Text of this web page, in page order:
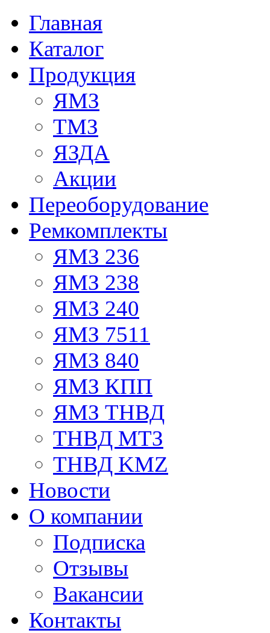
Главная
Каталог
Продукция
ЯМЗ
ТМЗ
ЯЗДА
Акции
Переоборудование
Ремкомплекты
ЯМЗ 236
ЯМЗ 238
ЯМЗ 240
ЯМЗ 7511
ЯМЗ 840
ЯМЗ КПП
ЯМЗ ТНВД
ТНВД МТЗ
ТНВД KMZ
Новости
О компании
Подписка
Отзывы
Вакансии
Контакты